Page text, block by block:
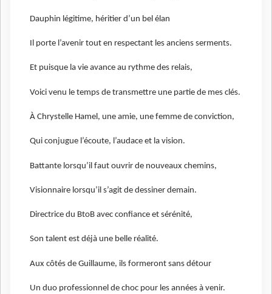
Dauphin légitime, héritier d’un bel élan
Il porte l’avenir tout en respectant les anciens serments.
Et puisque la vie avance au rythme des relais,
Voici venu le temps de transmettre une partie de mes clés.
À Chrystelle Hamel, une amie, une femme de conviction,
Qui conjugue l’écoute, l’audace et la vision.
Battante lorsqu’il faut ouvrir de nouveaux chemins,
Visionnaire lorsqu’il s’agit de dessiner demain.
Directrice du BtoB avec confiance et sérénité,
Son talent est déjà une belle réalité.
Aux côtés de Guillaume, ils formeront sans détour
Un duo professionnel de choc pour les années à venir.